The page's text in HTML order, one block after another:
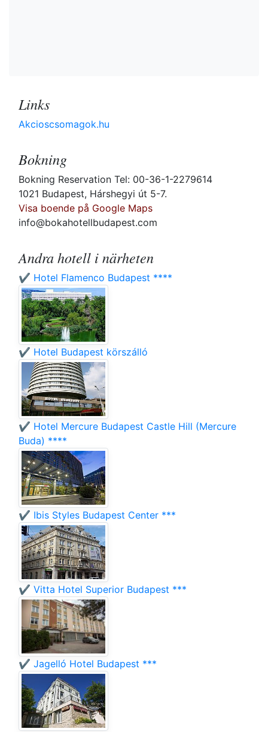
Links
Akcioscsomagok.hu
Bokning
Bokning Reservation Tel: 00-36-1-2279614
1021 Budapest, Hárshegyi út 5-7.
Visa boende på Google Maps
info@bokahotellbudapest.com
Andra hotell i närheten
✔️ Hotel Flamenco Budapest ****
✔️ Hotel Budapest körszálló
✔️ Hotel Mercure Budapest Castle Hill (Mercure
Buda) ****
✔️ Ibis Styles Budapest Center ***
✔️ Vitta Hotel Superior Budapest ***
✔️ Jagelló Hotel Budapest ***